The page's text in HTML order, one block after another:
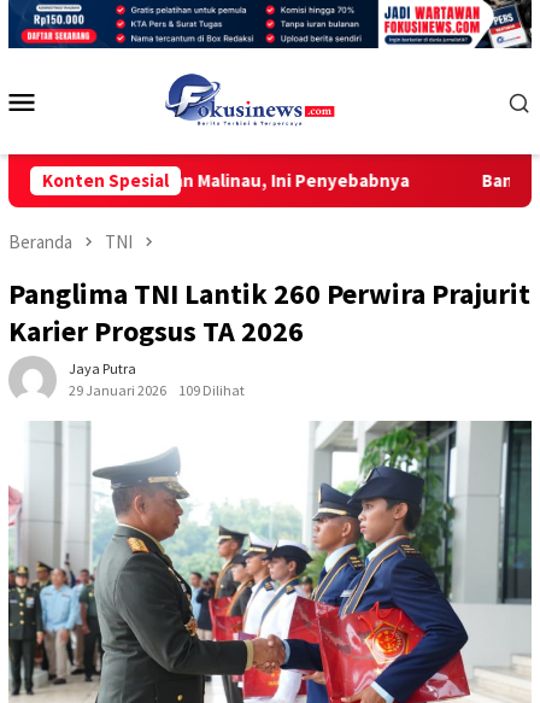
Loncat
Konten Spesial
Kesiapan Malinau, Ini Penyebabnya Bangun Guru
Beranda TNI
Panglima TNI Lantik 260 Perwira Prajurit
Karier Progsus TA 2026
Jaya Putra
29 Januari 2026
109 Dilihat